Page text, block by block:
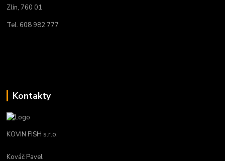
Zlín, 760 01
Tel. 608 982 777
Kontakty
KOVIN FISH s.r.o.
Kováč Pavel